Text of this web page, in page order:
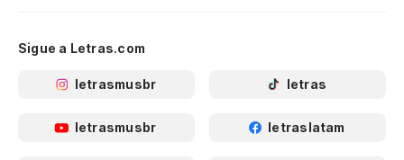
Sigue a Letras.com
letrasmusbr letras
letrasmusbr letraslatam